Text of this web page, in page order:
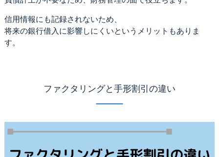
信用情報にも記録されないため、
将来の銀行借入に影響しにくいというメリットもありま
す。
ファクタリングと手形割引の違い